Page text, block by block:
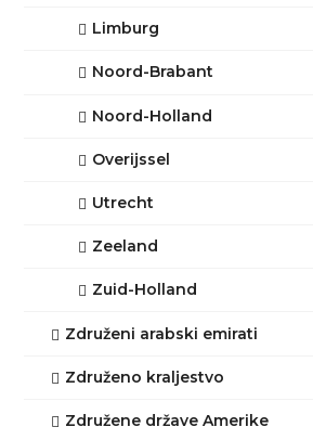
Limburg
Noord-Brabant
Noord-Holland
Overijssel
Utrecht
Zeeland
Zuid-Holland
Združeni arabski emirati
Združeno kraljestvo
Združene države Amerike